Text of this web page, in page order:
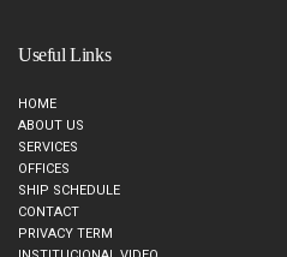
Useful Links
HOME
ABOUT US
SERVICES
OFFICES
SHIP SCHEDULE
CONTACT
PRIVACY TERM